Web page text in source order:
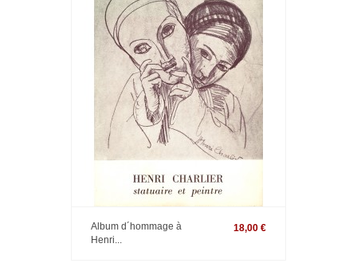
Album d´hommage à
Henri...
18,00 €